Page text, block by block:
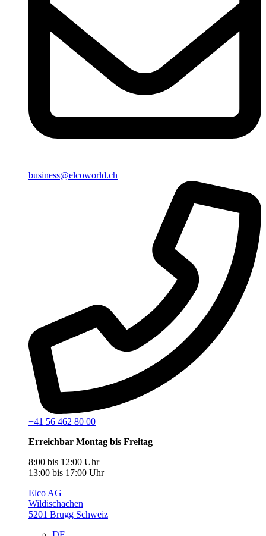
business@elcoworld.ch
+41 56 462 80 00
Erreichbar Montag bis Freitag
8:00 bis 12:00 Uhr
13:00 bis 17:00 Uhr
Elco AG
Wildischachen
5201 Brugg Schweiz